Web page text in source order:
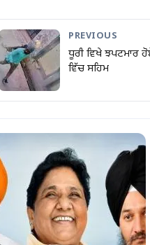
PREVIOUS
ਧੂਰੀ ਵਿਖੇ ਝਪਟਮਾਰ
ਵਿੱਚ ਸਹਿਮ